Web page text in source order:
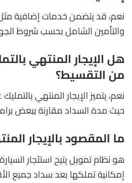
نعم، قد يتضمن خدمات إضافية مثل
والتأمين الشامل بحسب شروط
هل الإيجار المنتهي
من التقسيط؟
نعم، يتميز الإيجار المنتهي
حيث مدة السداد مقارنة ببعض
ما المقصود بالإيجار
هو نظام تمويل يتيح استئجار
إمكانية تملكها بعد سداد جميع